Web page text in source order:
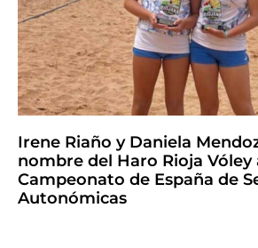
Irene Riaño y Daniela
nombre del Haro Rioja Vóley
Campeonato de España de
Autonómicas